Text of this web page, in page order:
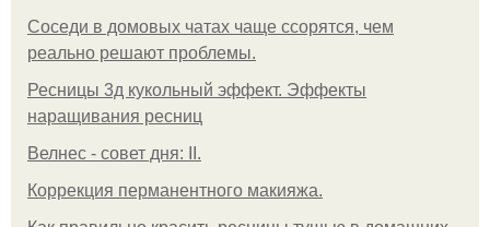
Соседи в домовых чатах чаще ссорятся, чем
реально решают проблемы.
Ресницы 3д кукольный эффект. Эффекты
наращивания ресниц
Велнес - совет дня: II.
Коррекция перманентного макияжа.